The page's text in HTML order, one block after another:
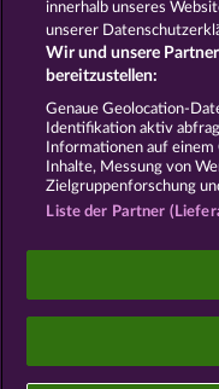
AGB
Social Casino
Erfolge bei
©2026
innerhalb unseres
unserer
Wir und unsere
bereitzustellen:
Genaue Geolocation-
Identifikation aktiv
Informationen auf
Inhalte, Messung von
Zielgruppenforschung
Liste der Partner